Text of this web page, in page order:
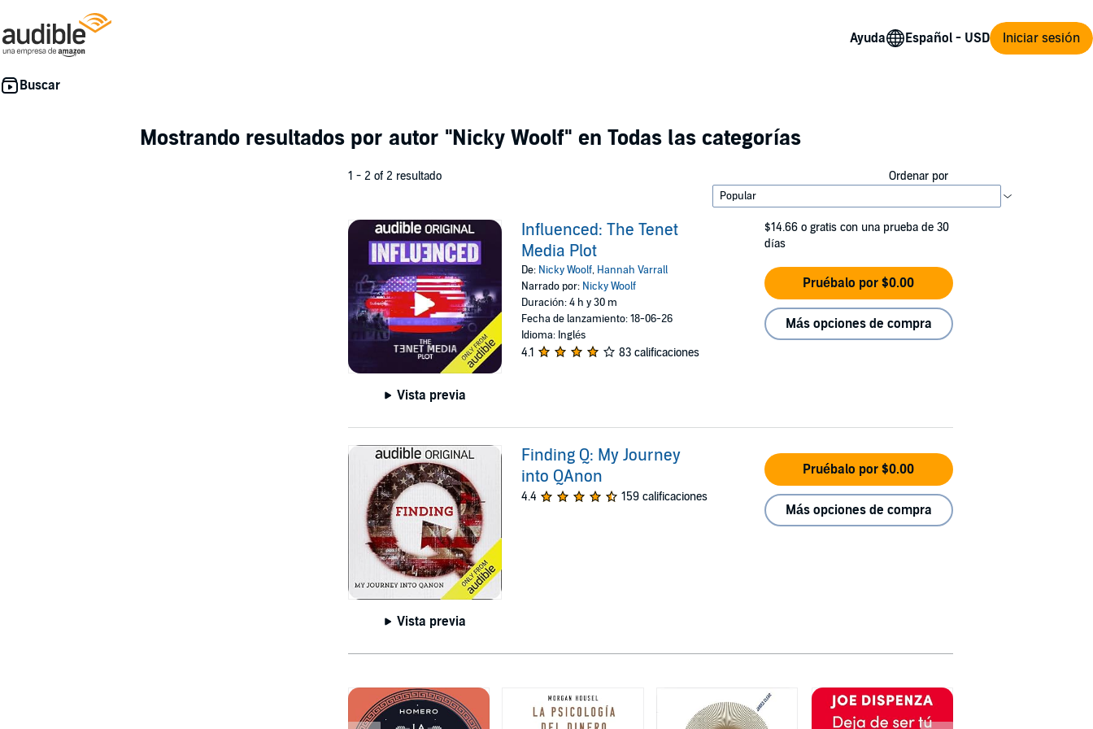
Ayuda Iniciar sesión
Mostrando resultados por autor "Nicky Woolf" en Todas las categorías
1 - 2 of 2 resultado Ordenar por
Vista previa
Influenced: The Tenet
Media Plot
De: Nicky Woolf, Hannah Varrall
Narrado por: Nicky Woolf
Duración: 4 h y 30 m
Fecha de lanzamiento: 18-06-26
Idioma: Inglés
4.1 83 calificaciones
$14.66 o gratis con una prueba de 30
días
Pruébalo por $0.00
Más opciones de compra
Vista previa
Finding Q: My Journey
into QAnon
4.4 159 calificaciones
Pruébalo por $0.00
Más opciones de compra